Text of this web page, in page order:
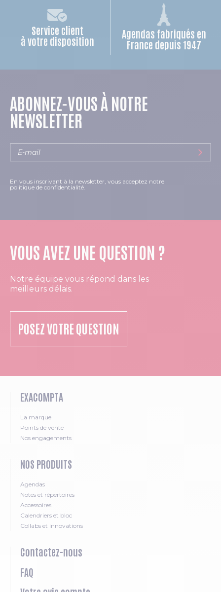
Service client
à votre disposition
Agendas fabriqués en
France depuis 1947
ABONNEZ-VOUS À NOTRE
NEWSLETTER
En vous inscrivant à la newsletter, vous acceptez notre
politique de confidentialité.
VOUS AVEZ UNE QUESTION ?
Notre équipe vous répond dans les
meilleurs délais.
POSEZ VOTRE QUESTION
EXACOMPTA
La marque
Points de vente
Nos engagements
NOS PRODUITS
Agendas
Notes et répertoires
Accessoires
Calendriers et bloc
Collabs et innovations
Contactez-nous
FAQ